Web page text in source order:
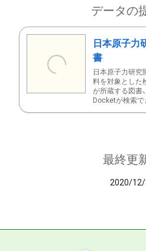
データの
日本原子力
書
日本原子力研究
料を対象とした
が所蔵する図書
Docketが検索で
最終更
2020/12/